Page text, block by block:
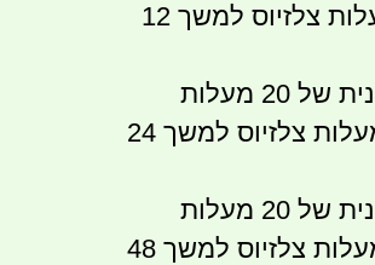
צלזיוס המיכל שומר קור של 5 מעלות צלזיוס למשך 12
בתנאי טמפרטורה סביבתית חיצונית של 20 מעלות
צלזיוס המיכל שומר קור של 10 מעלות צלזיוס למשך 24
בתנאי טמפרטורה סביבתית חיצונית של 20 מעלות
צלזיוס המיכל שומר קור של 15 מעלות צלזיוס למשך 48